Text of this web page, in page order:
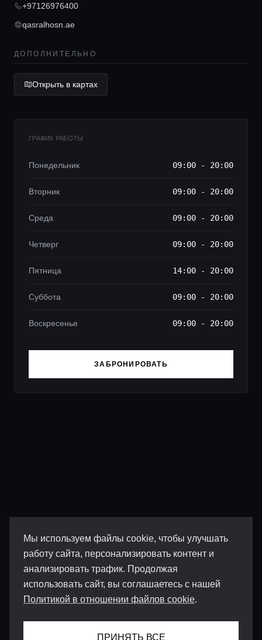
Мы используем файлы cookie, чтобы улучшать
работу сайта, персонализировать контент и
анализировать трафик. Продолжая
использовать сайт, вы соглашаетесь с нашей
Политикой в отношении файлов cookie.
ПРИНЯТЬ ВСЕ
Гиды
Консьерж сервис
Lifestyle журнал
+97126976400
qasralhosn.ae
ДОПОЛНИТЕЛЬНО
Открыть в картах
ГРАФИК РАБОТЫ
Понедельник 09:00 - 20:00
Вторник 09:00 - 20:00
Среда 09:00 - 20:00
Четверг 09:00 - 20:00
Пятница 14:00 - 20:00
Суббота 09:00 - 20:00
Воскресенье 09:00 - 20:00
ЗАБРОНИРОВАТЬ